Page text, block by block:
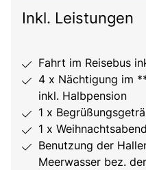
Inkl. Leistungen
Fahrt im Reisebus
4 x Nächtigung im
inkl. Halbpension
1 x
1 x
Benutzung der
Meerwasser bez.